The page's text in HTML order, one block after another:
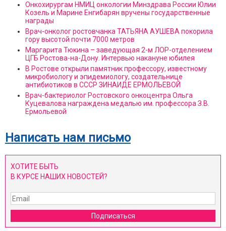
Онкохирургам НМИЦ онкологии Минздрава России Юлии
Козель и Марине Енгибарян вручены государственные
награды
Врач-онколог ростовчанка ТАТЬЯНА АУШЕВА покорила
гору высотой почти 7000 метров
Маргарита Тюкина – заведующая 2-м ЛОР-отделением
ЦГБ Ростова-на-Дону. Интервью накануне юбилея
В Ростове открыли памятник профессору, известному
микробиологу и эпидемиологу, создательнице
антибиотиков в СССР ЗИНАИДЕ ЕРМОЛЬЕВОЙ
Врач-бактериолог Ростовского онкоцентра Ольга
Куцевалова награждена медалью им. профессора З.В.
Ермольевой
Написать нам письмо
ХОТИТЕ БЫТЬ
В КУРСЕ НАШИХ НОВОСТЕЙ?
Подписаться